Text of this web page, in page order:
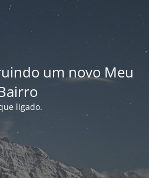
um novo Meu
ligado.